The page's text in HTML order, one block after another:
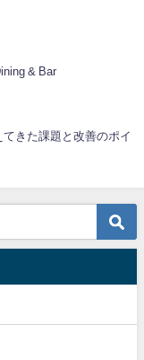
& Bar
きた課題と改善のポイ